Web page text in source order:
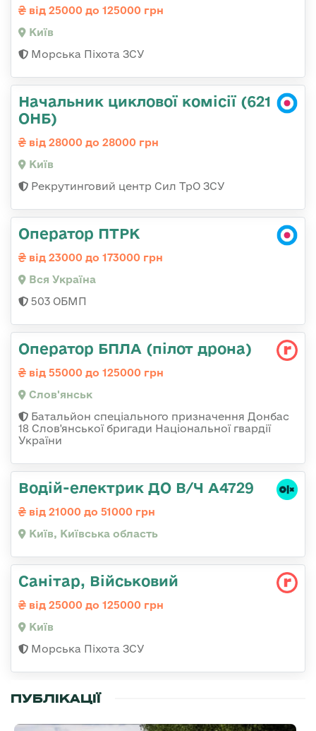
від 25000 до 125000 грн
Київ
Морська Піхота ЗСУ
Начальник циклової комісії (621
ОНБ)
від 28000 до 28000 грн
Київ
Рекрутинговий центр Сил ТрО ЗСУ
Оператор ПТРК
від 23000 до 173000 грн
Вся Україна
503 ОБМП
Оператор БПЛА (пілот дрона)
від 55000 до 125000 грн
Слов'янськ
Батальйон спеціального призначення Донбас
18 Слов'янської бригади Національної гвардії
України
Водій-електрик ДО В/Ч А4729
від 21000 до 51000 грн
Київ, Київська область
Санітар, Військовий
від 25000 до 125000 грн
Київ
Морська Піхота ЗСУ
ПУБЛІКАЦІЇ